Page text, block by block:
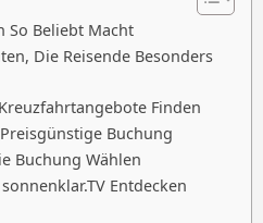
So Beliebt Macht
Die Reisende Besonders
Finden
Buchung
Buchung Wählen
Entdecken